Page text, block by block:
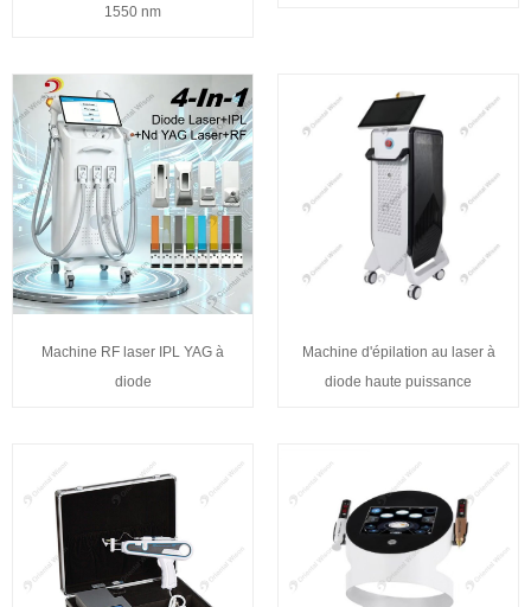
1550 nm
Machine RF laser IPL YAG à
diode
Machine d'épilation au laser à
diode haute puissance